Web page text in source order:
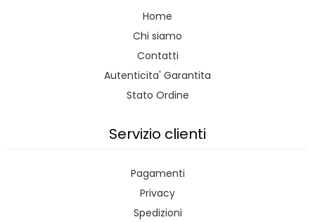
Home
Chi siamo
Contatti
Autenticita' Garantita
Stato Ordine
Servizio clienti
Pagamenti
Privacy
Spedizioni